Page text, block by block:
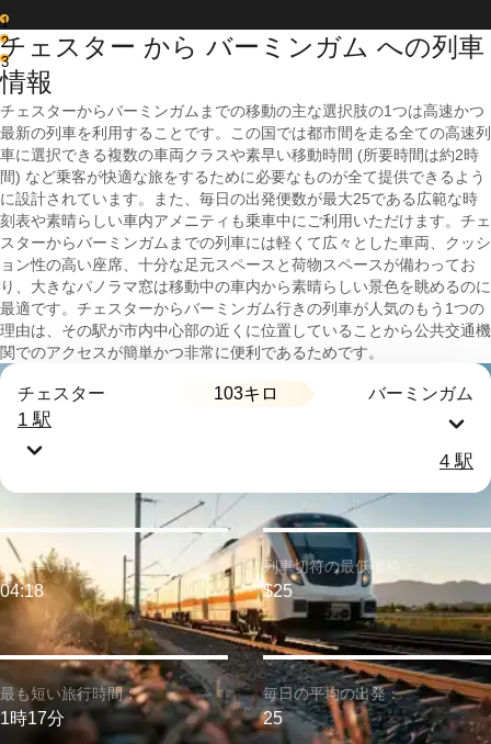
1
2
3
チェスター から バーミンガム への列車
情報
チェスターからバーミンガムまでの移動の主な選択肢の1つは高速かつ
最新の列車を利用することです。この国では都市間を走る全ての高速列
車に選択できる複数の車両クラスや素早い移動時間 (所要時間は約2時
間) など乗客が快適な旅をするために必要なものが全て提供できるよう
に設計されています。また、毎日の出発便数が最大25である広範な時
刻表や素晴らしい車内アメニティも乗車中にご利用いただけます。チェ
スターからバーミンガムまでの列車には軽くて広々とした車両、クッシ
ョン性の高い座席、十分な足元スペースと荷物スペースが備わってお
り、大きなパノラマ窓は移動中の車内から素晴らしい景色を眺めるのに
最適です。チェスターからバーミンガム行きの列車が人気のもう1つの
理由は、その駅が市内中心部の近くに位置していることから公共交通機
関でのアクセスが簡単かつ非常に便利であるためです。
チェスター 103キロ バーミンガム
1 駅
4 駅
最も短い旅行時間：
1時17分
最も早い出発：
04:18
列車切符の最低価格：
$25
毎日の平均の出発：
25